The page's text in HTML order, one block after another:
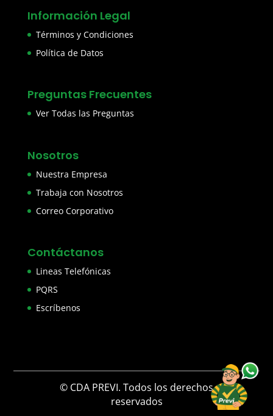
Información Legal
Términos y Condiciones
Política de Datos
Preguntas Frecuentes
Ver Todas las Preguntas
Nosotros
Nuestra Empresa
Trabaja con Nosotros
Correo Corporativo
Contáctanos
Lineas Telefónicas
PQRS
Escríbenos
© CDA PREVI. Todos los derechos
reservados